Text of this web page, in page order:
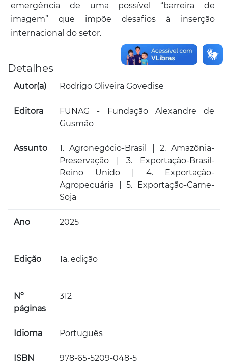
emergência de uma possível “barreira de
imagem” que impõe desafios à inserção
internacional do setor.
Detalhes
Autor(a) Rodrigo Oliveira Govedise
Editora
FUNAG - Fundação Alexandre de
Gusmão
Assunto
1. Agronegócio-Brasil | 2. Amazônia-
Preservação | 3. Exportação-Brasil-
Reino Unido | 4. Exportação-
Agropecuária | 5. Exportação-Carne-
Soja
Ano 2025
Edição 1a. edição
Nº
páginas
312
Idioma Português
ISBN 978-65-5209-048-5